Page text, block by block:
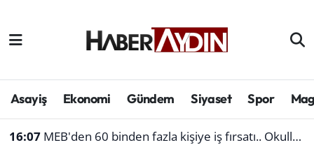
Asayiş Ekonomi Gündem Siyaset Spor
16:07 MEB'den 60 binden fazla kişiye iş fırsatı.. Okullara personel alınacak
Afyonkarahisar
Çevre
Aydın Hava Durumu
Süper Lig Puan Durumu ve Fikstür